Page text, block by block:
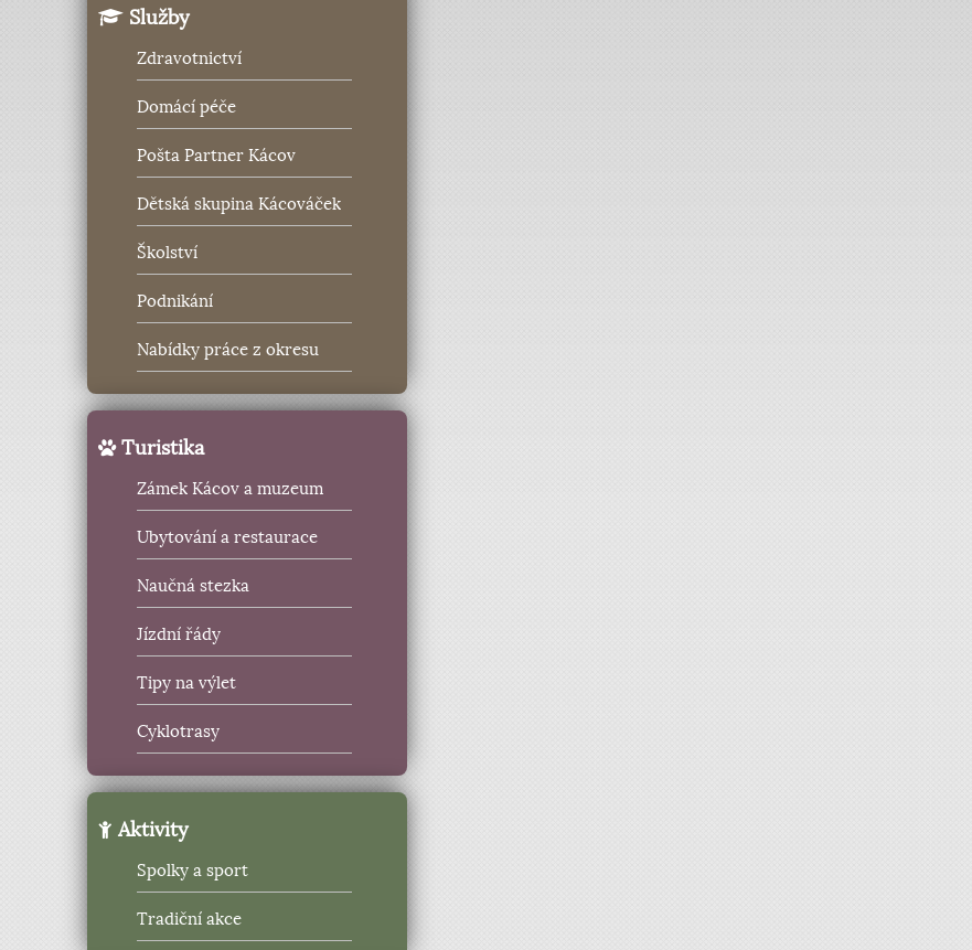
Služby
Zdravotnictví
Domácí péče
Pošta Partner Kácov
Dětská skupina Kácováček
Školství
Podnikání
Nabídky práce z okresu
Turistika
Zámek Kácov a muzeum
Ubytování a restaurace
Naučná stezka
Jízdní řády
Tipy na výlet
Cyklotrasy
Aktivity
Spolky a sport
Tradiční akce